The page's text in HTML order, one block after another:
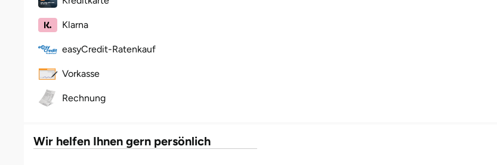
Klarna
easyCredit-Ratenkauf
Vorkasse
Rechnung
Wir helfen Ihnen gern persönlich
Haßfurt
Heidenheim
Heldburg